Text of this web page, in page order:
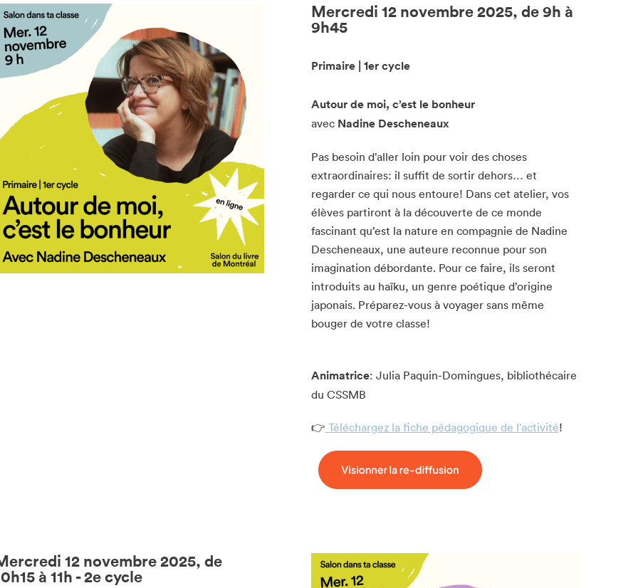
vous?
Mercredi 12 novembre 2025, de 9h à
9h45
Primaire | 1er cycle
Autour de moi, c’est le bonheur
avec Nadine Descheneaux
Pas besoin d’aller loin pour voir des choses
extraordinaires: il suffit de sortir dehors… et
regarder ce qui nous entoure! Dans cet atelier, vos
élèves partiront à la découverte de ce monde
fascinant qu’est la nature en compagnie de Nadine
Descheneaux, une auteure reconnue pour son
imagination débordante. Pour ce faire, ils seront
introduits au haïku, un genre poétique d’origine
japonais. Préparez-vous à voyager sans même
bouger de votre classe!
Animatrice: Julia Paquin-Domingues, bibliothécaire
du CSSMB
👉 Téléchargez la fiche pédagogique de l'activité!
12 novembre 2025, de
à 11h - 2e cycle